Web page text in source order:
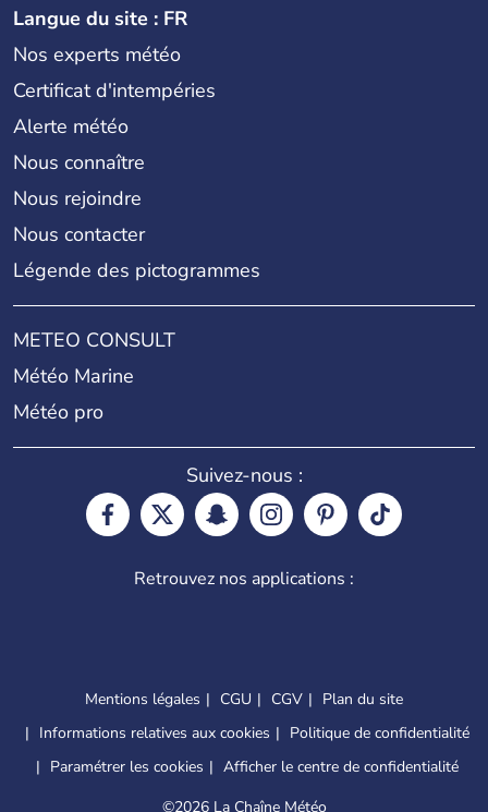
Langue du site : FR
Nos experts météo
Certificat d'intempéries
Alerte météo
Nous connaître
Nous rejoindre
Nous contacter
Légende des pictogrammes
METEO CONSULT
Météo Marine
Météo pro
Suivez-nous :
Retrouvez nos applications :
Mentions légales CGU CGV
Plan du site
Informations relatives aux cookies
Politique de confidentialité
Paramétrer les cookies
Afficher le centre de confidentialité
©2026 La Chaîne Météo